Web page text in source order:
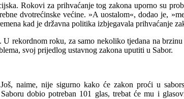
Rokovi za prihvaćanje tog zakona uporno su
dvotrećinske većine. »A uostalom«, dodao je,
kad je državna politika izbjegavala prihvaćanje
rekordnom roku, za samo nekoliko tjedana na
svoj prijedlog ustavnog zakona uputiti u Sabor.
naime, nije sigurno kako će zakon proći u
dobio potreban 101 glas, trebat će mu i